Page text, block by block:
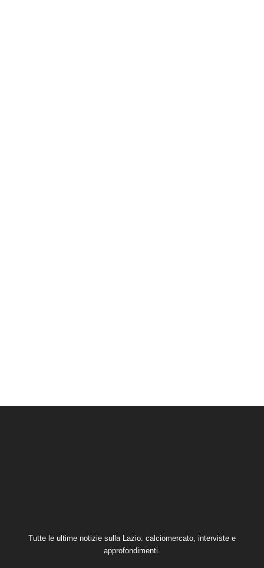
Tutte le ultime notizie sulla Lazio: calciomercato, interviste e
approfondimenti.